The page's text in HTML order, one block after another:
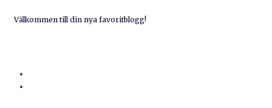
Välkommen till din nya favoritblogg!